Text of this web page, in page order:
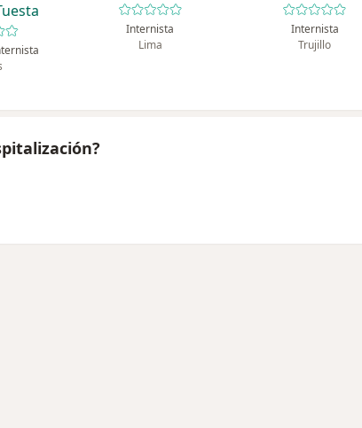
Internista
Lima
Internista
Trujillo